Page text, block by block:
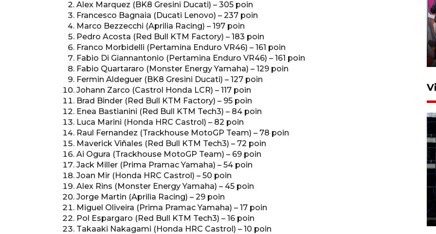
Alex Marquez (BK8 Gresini Ducati) – 305 poin
Francesco Bagnaia (Ducati Lenovo) – 237 poin
Marco Bezzecchi (Aprilia Racing) – 197 poin
Pedro Acosta (Red Bull KTM Factory) – 183 poin
Franco Morbidelli (Pertamina Enduro VR46) – 161 poin
Fabio Di Giannantonio (Pertamina Enduro VR46) – 161 poin
Fabio Quartararo (Monster Energy Yamaha) – 129 poin
Fermin Aldeguer (BK8 Gresini Ducati) – 127 poin
Johann Zarco (Castrol Honda LCR) – 117 poin
Brad Binder (Red Bull KTM Factory) – 95 poin
Enea Bastianini (Red Bull KTM Tech3) – 84 poin
Luca Marini (Honda HRC Castrol) – 82 poin
Raul Fernandez (Trackhouse MotoGP Team) – 78 poin
Maverick Viñales (Red Bull KTM Tech3) – 72 poin
Ai Ogura (Trackhouse MotoGP Team) – 69 poin
Jack Miller (Prima Pramac Yamaha) – 54 poin
Joan Mir (Honda HRC Castrol) – 50 poin
Alex Rins (Monster Energy Yamaha) – 45 poin
Jorge Martin (Aprilia Racing) – 29 poin
Miguel Oliveira (Prima Pramac Yamaha) – 17 poin
Pol Espargaro (Red Bull KTM Tech3) – 16 poin
Takaaki Nakagami (Honda HRC Castrol) – 10 poin
Bola Usia Dini
23 Juli 2026 21:36